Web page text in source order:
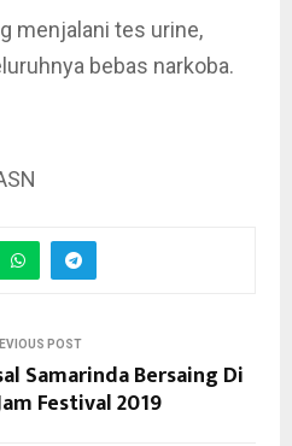
menjalani tes urine,
bebas narkoba.
POST
Samarinda Bersaing Di
Festival 2019